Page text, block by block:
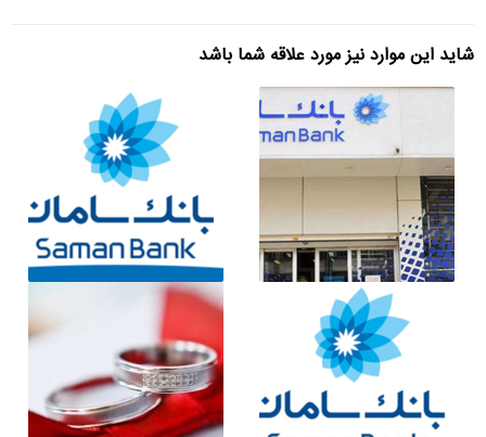
شاید این موارد نیز مورد علاقه شما باشد